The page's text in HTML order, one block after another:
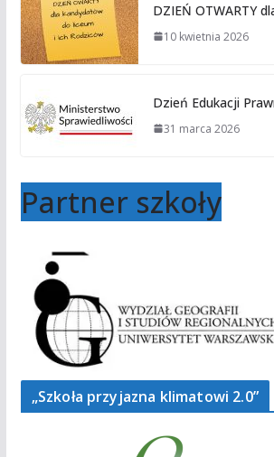
DZIEŃ OTWARTY
10 kwietnia 2026
Dzień Edukacji
31 marca 2026
Partner szkoły
„Szkoła przyjazna klimatowi 2.0”